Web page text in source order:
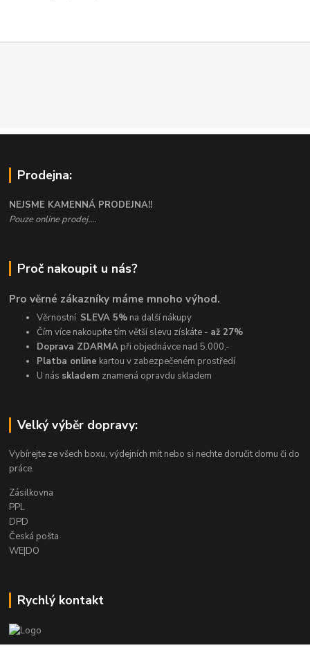
Prodejna:
NEJSME KAMENNÁ PRODEJNA!!
Pouze online prodej....
Proč nakoupit u nás?
Pro věrné zákazníky máme mnoho výhod.
Věrnostní SLEVA 5% na další nákupy
Čím více nakoupíte tím větší slevu získáte - až 27%
Doprava ZDARMA při objednávce nad 5.000,-
Platba online kartou v zabezpečeném prostředí
U nás skladem znamená opravdu skladem
Velký výběr dopravy:
Vybírejte ze všech boxu, výdejních mít nebo si nechte doručit domu či do
práce.
Zásilkovna
PPL
DPD
Česká pošta
WE|DO
Rychlý kontakt